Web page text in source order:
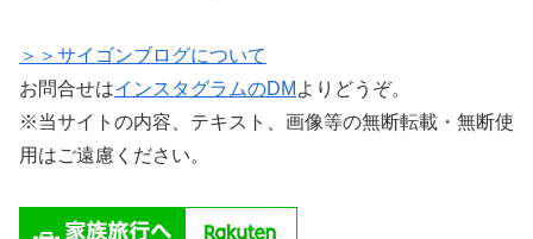
＞＞サイゴンブログについて
お問合せはインスタグラムのDM よりどうぞ。
※当サイトの内容、テキスト、画像等の無断転載・無断使
用はご遠慮ください。